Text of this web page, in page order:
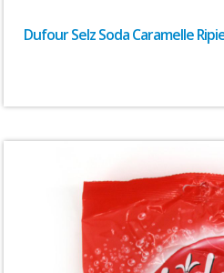
Dufour Selz Soda Caramelle